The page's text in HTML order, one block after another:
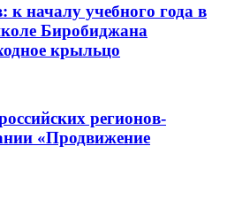
началу учебного года в
Биробиджана
крыльцо
регионов-
«Продвижение